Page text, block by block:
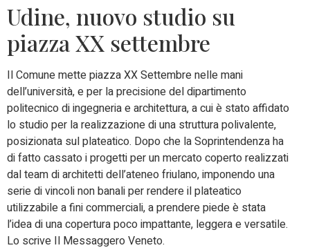
Udine, nuovo studio su
piazza XX settembre
Il Comune mette piazza XX Settembre nelle mani
dell’università, e per la precisione del dipartimento
politecnico di ingegneria e architettura, a cui è stato affidato
lo studio per la realizzazione di una struttura polivalente,
posizionata sul plateatico. Dopo che la Soprintendenza ha
di fatto cassato i progetti per un mercato coperto realizzati
dal team di architetti dell’ateneo friulano, imponendo una
serie di vincoli non banali per rendere il plateatico
utilizzabile a fini commerciali, a prendere piede è stata
l’idea di una copertura poco impattante, leggera e versatile.
Lo scrive Il Messaggero Veneto.